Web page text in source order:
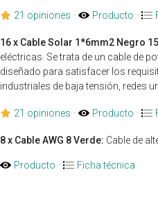
21 opiniones · Producto ·
16 x Cable Solar 1*6mm2 Negro
eléctricas. Se trata de un cable de
diseñado para satisfacer los
industriales de baja tensión, redes
21 opiniones · Producto ·
8 x Cable AWG 8 Verde: Cable de
Producto · Ficha técnica